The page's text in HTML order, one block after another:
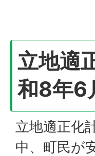
立地適
和8年6
立地適正化
中、町民が